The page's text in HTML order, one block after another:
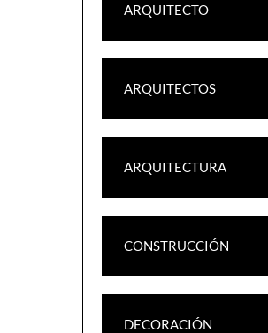
ARQUITECTO
ARQUITECTOS
ARQUITECTURA
CONSTRUCCIÓN
DECORACIÓN